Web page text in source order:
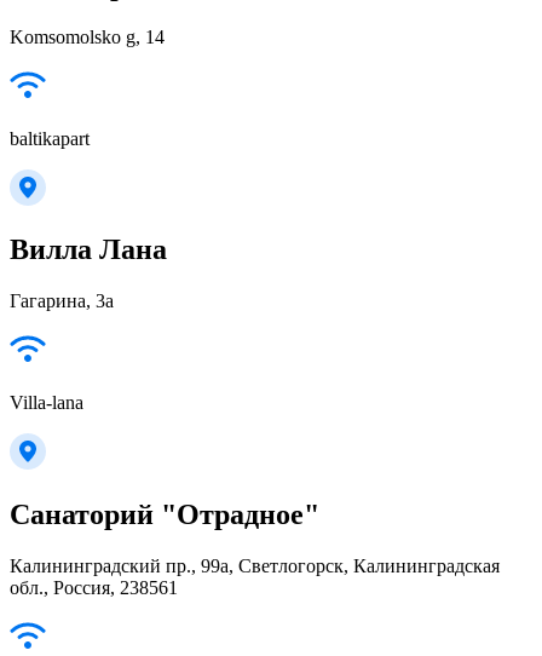
Komsomolsko g, 14
baltikapart
Вилла Лана
Гагарина, 3а
Villa-lana
Санаторий "Отрадное"
Калининградский пр., 99a, Светлогорск, Калининградская
обл., Россия, 238561